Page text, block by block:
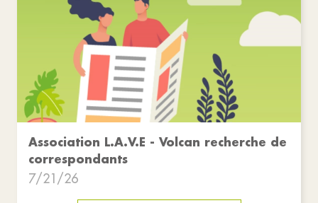
Association L.A.V.E - Volcan recherche de
correspondants
7/21/26